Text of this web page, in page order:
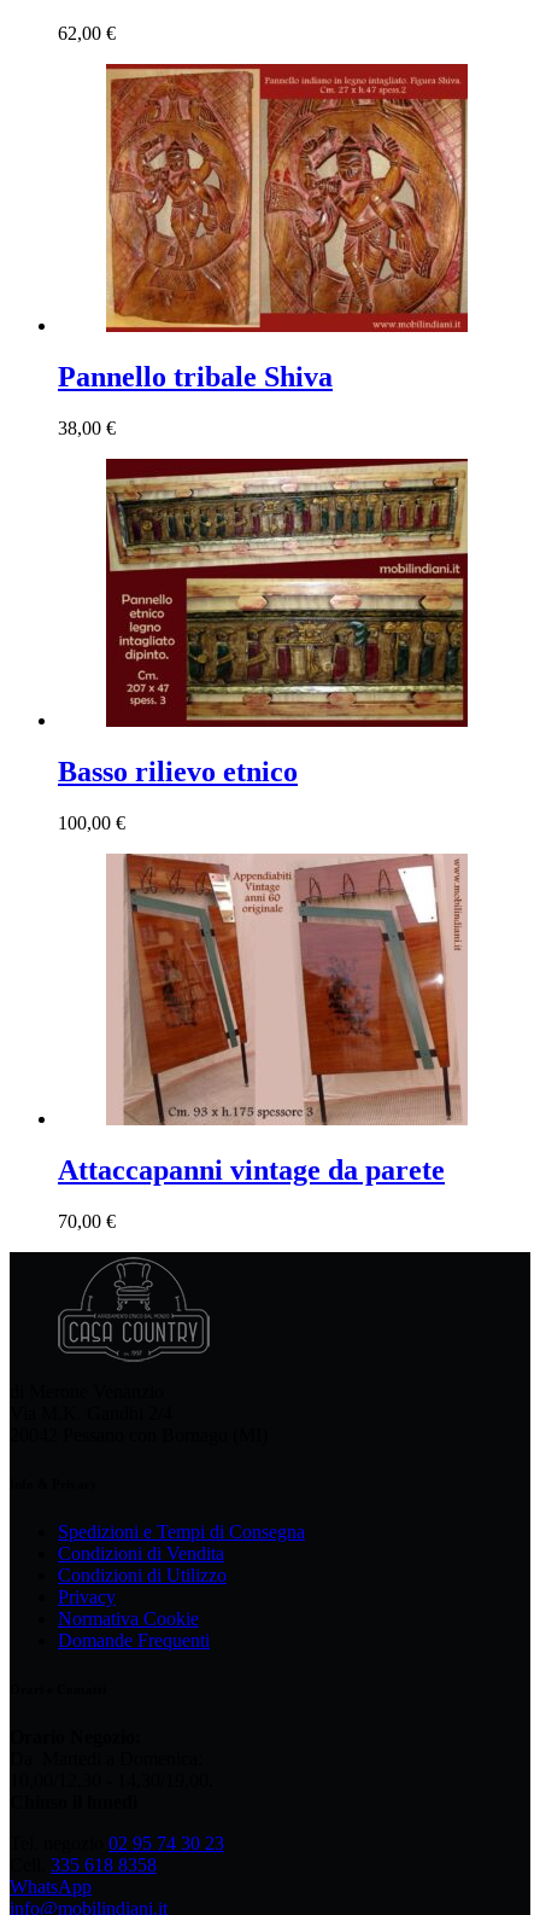
62,00 €
Pannello tribale Shiva
38,00 €
Basso rilievo etnico
100,00 €
Attaccapanni vintage da parete
70,00 €
Spedizioni e Tempi di Consegna
Condizioni di Vendita
Condizioni di Utilizzo
Privacy
Normativa Cookie
Domande Frequenti
02 95 74 30 23
335 618 8358
WhatsApp
info@mobilindiani.it